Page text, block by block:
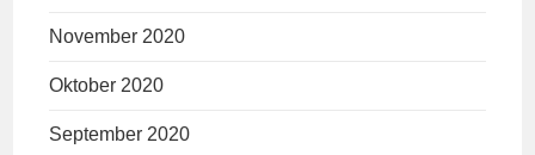
November 2020
Oktober 2020
September 2020